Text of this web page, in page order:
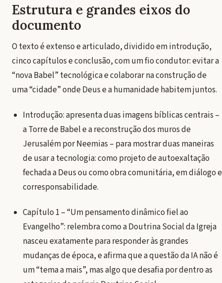
Estrutura e grandes eixos do
documento
O texto é extenso e articulado, dividido em introdução,
cinco capítulos e conclusão, com um fio condutor: evitar a
“nova Babel” tecnológica e colaborar na construção de
uma “cidade” onde Deus e a humanidade habitem juntos.
Introdução: apresenta duas imagens bíblicas centrais –
a Torre de Babel e a reconstrução dos muros de
Jerusalém por Neemias – para mostrar duas maneiras
de usar a tecnologia: como projeto de autoexaltação
fechada a Deus ou como obra comunitária, em diálogo e
corresponsabilidade.
Capítulo 1 – “Um pensamento dinâmico fiel ao
Evangelho”: relembra como a Doutrina Social da Igreja
nasceu exatamente para responder às grandes
mudanças de época, e afirma que a questão da IA não é
um “tema a mais”, mas algo que desafia por dentro as